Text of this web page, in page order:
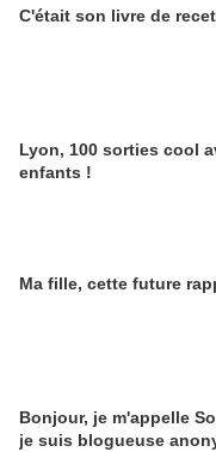
C'était son livre de
Lyon, 100 sorties cool
enfants !
Ma fille, cette future
Bonjour, je m'appelle
je suis blogueuse